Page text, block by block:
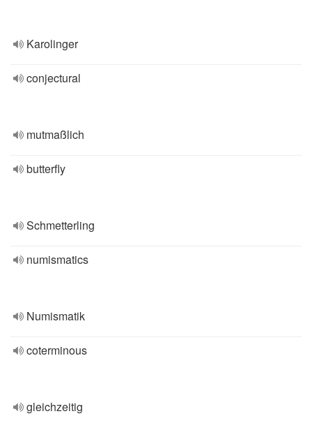
Karolinger
conjectural
mutmaßlich
butterfly
Schmetterling
numismatics
Numismatik
coterminous
gleichzeitig